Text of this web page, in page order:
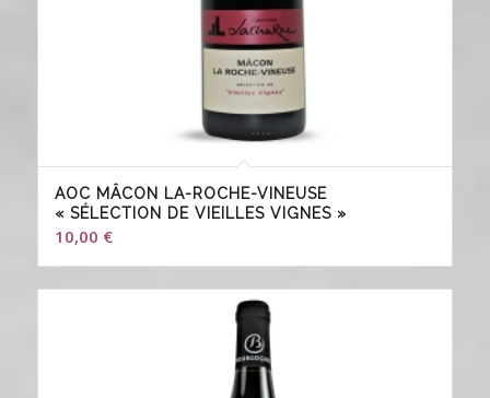
AOC MÂCON LA-ROCHE-VINEUSE
« SÉLECTION DE VIEILLES VIGNES »
10,00 €